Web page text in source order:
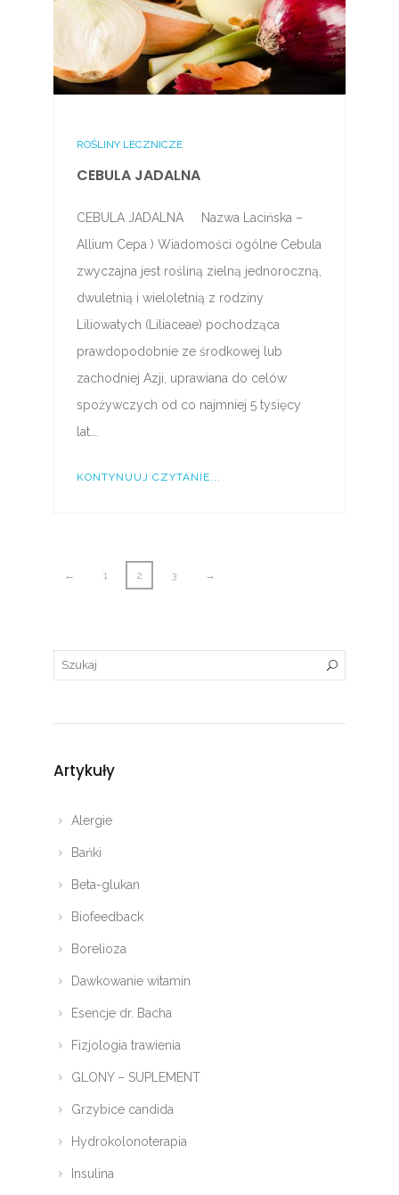
ROŚLINY LECZNICZE
CEBULA JADALNA
CEBULA JADALNA Nazwa Lacińska –
Allium Cepa ) Wiadomości ogólne Cebula
zwyczajna jest rośliną zielną jednoroczną,
dwuletnią i wieloletnią z rodziny
Liliowatych (Liliaceae) pochodząca
prawdopodobnie ze środkowej lub
zachodniej Azji, uprawiana do celów
spożywczych od co najmniej 5 tysięcy
lat….
KONTYNUUJ CZYTANIE...
← 1 2 3 →
Artykuły
Alergie
Bańki
Beta-glukan
Biofeedback
Borelioza
Dawkowanie witamin
Esencje dr. Bacha
Fizjologia trawienia
GLONY – SUPLEMENT
Grzybice candida
Hydrokolonoterapia
Insulina